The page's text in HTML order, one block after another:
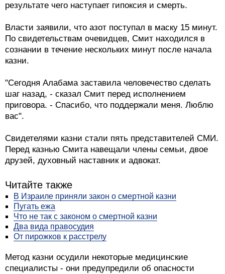
результате чего наступает гипоксия и смерть.
Власти заявили, что азот поступал в маску 15 минут.
По свидетельствам очевидцев, Смит находился в
сознании в течение нескольких минут после начала
казни.
"Сегодня Алабама заставила человечество сделать
шаг назад, - сказал Смит перед исполнением
приговора. - Спасибо, что поддержали меня. Люблю
вас".
Свидетелями казни стали пять представителей СМИ.
Перед казнью Смита навещали члены семьи, двое
друзей, духовный наставник и адвокат.
Читайте также
В Израиле приняли закон о смертной казни
Пугать ежа
Что не так с законом о смертной казни
Два вида правосудия
От пирожков к расстрелу
Метод казни осудили некоторые медицинские
специалисты - они предупредили об опасности